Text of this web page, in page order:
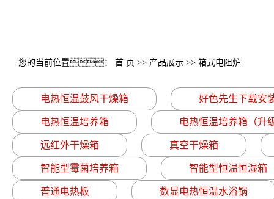
您的当前位置： 首 页 >> 产品展示 >> 箱式电阻炉
电热恒温鼓风干燥箱 好色先生下载安
电热恒温培养箱 电热恒温培养箱（升
远红外干燥箱 真空干燥箱
智能型霉菌培养箱 智能型恒温恒湿箱
普通电热板 数显电热恒温水浴锅